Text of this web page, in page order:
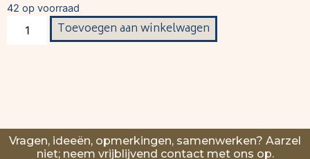
42 op voorraad
Toevoegen aan winkelwagen
Vragen, ideeën, opmerkingen, samenwerken? Aarzel
niet; neem vrijblijvend contact met ons op.